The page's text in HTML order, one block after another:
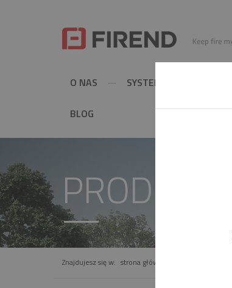
O NAS SYSTEMY KOMINOWE
BLOG
PRODUKT
Znajdujesz się w: strona główna